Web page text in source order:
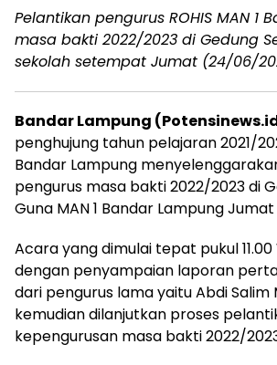
Pelantikan pengurus ROHIS MAN 1
masa bakti 2022/2023 di Gedung
sekolah setempat Jumat (24/06/
Bandar Lampung
penghujung tahun pelajaran 2021/
Bandar Lampung
pengurus masa bakti 2022/2023 di
Guna MAN 1 Bandar Lampung
Acara yang dimulai tepat pukul 11.00
dengan penyampaian laporan
dari pengurus lama yaitu Abdi Salim
kemudian dilanjutkan proses
kepengurusan masa bakti 2022/